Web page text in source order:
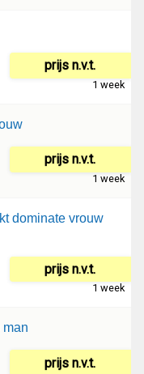
prijs n.v.t.
1 week
prijs n.v.t.
1 week
dominate vrouw
prijs n.v.t.
1 week
man
prijs n.v.t.